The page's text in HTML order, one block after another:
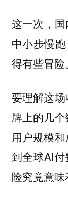
这一次，
中小步慢
得有些冒险。
要理解这
牌上的几个
用户规模
到全球AI
险究竟意味